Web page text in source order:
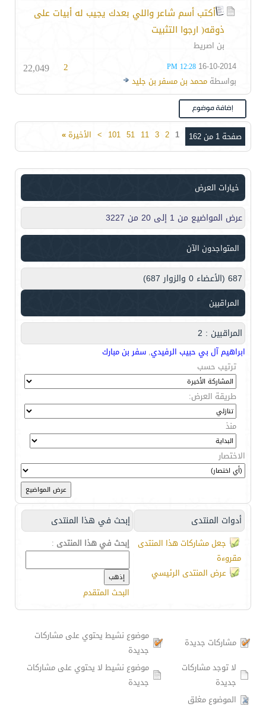
أكتب أسم شاعر واللي بعدك يجيب له أبيات على
ذوقه( ارجوا التثبيت
بن اصريط
16-10-2014
12:28 PM
بواسطة محمد بن مسفر بن جليد
2
22,049
صفحة 1 من 162 1
2
3
11
51
101
> الأخيرة»
خيارات العرض
عرض المواضيع من 1 إلى 20 من 3227
المتواجدون الآن
687 (الأعضاء 0 والزوار 687)
المراقبين
المراقبين : 2
ابراهيم آل بي حبيب الرفيدي, سفر بن مبارك
ترتيب حسب
طريقة العرض:
منذ
الاختصار
أدوات المنتدى إبحث في هذا المنتدى
جعل مشاركات هذا المنتدى
مقروءة
عرض المنتدى الرئيسي
إبحث في هذا المنتدى :
البحث المتقدم
مشاركات جديدة
موضوع نشيط يحتوي على مشاركات
جديدة
لا توجد مشاركات
جديدة
موضوع نشيط لا يحتوي على مشاركات
جديدة
الموضوع مغلق